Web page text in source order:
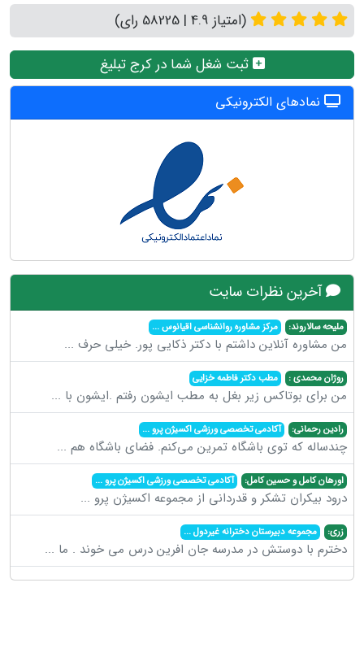
(امتیاز 4.9 | 58225 رای)
ثبت شغل شما در کرج تبلیغ
نمادهای الکترونیکی
آخرین نظرات سایت
ملیحه سالاروند: مرکز مشاوره روانشناسی اقیانوس...
من مشاوره آنلاین داشتم با دکتر ذکایی پور. خیلی حرف ...
روژان محمدی : مطب دکتر فاطمه خزایی
من برای بوتاکس زیر بغل به مطب ایشون رفتم .ایشون با ...
رادین رحمانی: آکادمی تخصصی ورزشی اکسیژن پرو...
چندساله که توی باشگاه تمرین می‌کنم. فضای باشگاه هم ...
اورهان کامل و حسین کامل: آکادمی تخصصی ورزشی اکسیژن پرو...
درود بیکران تشکر و قدردانی از مجموعه اکسیژن پرو ...
زری: مجموعه دبیرستان دخترانه غیردول...
دخترم با دوستش در مدرسه جان افرین درس می خوند . ما ...